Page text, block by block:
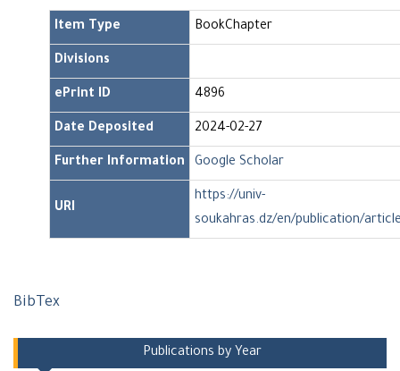
Item Type BookChapter
Divisions
ePrint ID 4896
Date Deposited 2024-02-27
Further Information Google Scholar
URI
https://univ-
soukahras.dz/en/publication/
BibTex
Publications by Year